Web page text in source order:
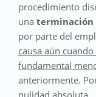
procedimiento
una
por parte del
causa aún
fundamental
anteriormente.
nulidad absoluta.